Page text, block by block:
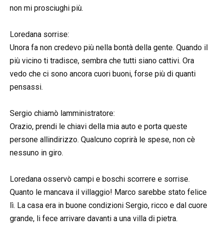
non mi prosciughi più.
Loredana sorrise:
Unora fa non credevo più nella bontà della gente. Quando il
più vicino ti tradisce, sembra che tutti siano cattivi. Ora
vedo che ci sono ancora cuori buoni, forse più di quanti
pensassi.
Sergio chiamò lamministratore:
Orazio, prendi le chiavi della mia auto e porta queste
persone allindirizzo. Qualcuno coprirà le spese, non cè
nessuno in giro.
Loredana osservò campi e boschi scorrere e sorrise.
Quanto le mancava il villaggio! Marco sarebbe stato felice
lì. La casa era in buone condizioni Sergio, ricco e dal cuore
grande, li fece arrivare davanti a una villa di pietra.